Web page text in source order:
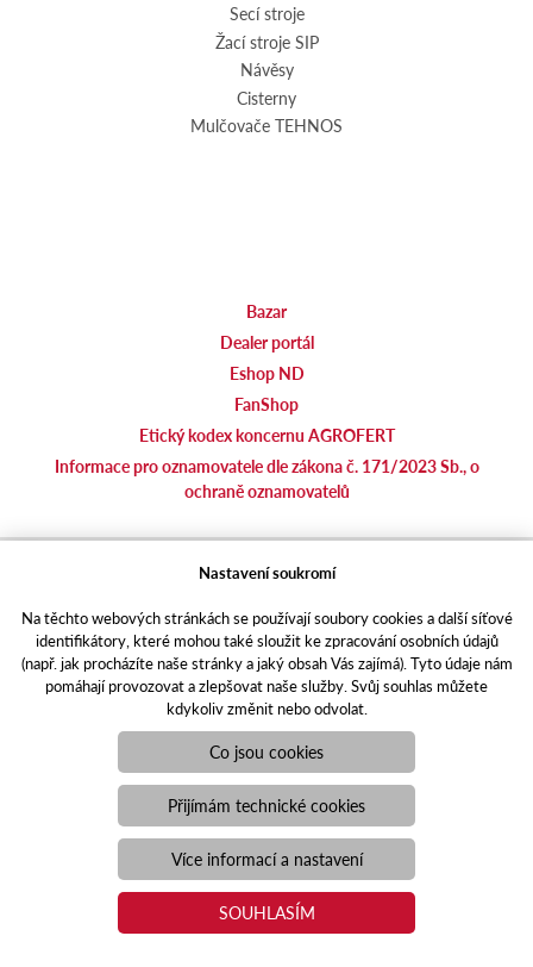
Secí stroje
Žací stroje SIP
Návěsy
Cisterny
Mulčovače TEHNOS
Bazar
Dealer portál
Eshop ND
FanShop
Etický kodex koncernu AGROFERT
Informace pro oznamovatele dle zákona č. 171/2023 Sb., o
ochraně oznamovatelů
Responzivní webPuxdesign | agrics.cz © 2021
Toto jsou internetové stránky společnosti AGRI CS a. s., se sídlem
v Hustopečích, Hybešova 14, PSČ 69301, IČO 26243334,
zapsané v OR vedeném Krajským soudem v Brně, oddíl B, vložka
3582. Společnost AGRI CS a.s. je členem koncernu AGROFERT
řízeného společností AGROFERT, a.s., IČO 26185610, se sídlem
na adrese Pyšelská 2327/2, Chodov, 149 00 Praha 4.
agrotec.cz
portal.caseklub.cz
shop.agrics.cz
traktorbazar.cz
eshop.agrics.cz/cs
a-finance.cz
Nastavení soukromí
Na těchto webových stránkách se používají soubory cookies a další síťové
identifikátory, které mohou také sloužit ke zpracování osobních údajů
(např. jak procházíte naše stránky a jaký obsah Vás zajímá). Tyto údaje nám
pomáhají provozovat a zlepšovat naše služby. Svůj souhlas můžete
kdykoliv změnit nebo odvolat.
Co jsou cookies
Přijímám technické cookies
Více informací a nastavení
SOUHLASÍM